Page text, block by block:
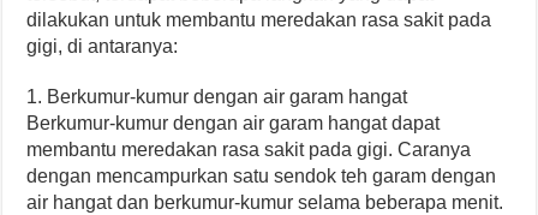
dilakukan untuk membantu meredakan rasa sakit pada
gigi, di antaranya:
1. Berkumur-kumur dengan air garam hangat
Berkumur-kumur dengan air garam hangat dapat
membantu meredakan rasa sakit pada gigi. Caranya
dengan mencampurkan satu sendok teh garam dengan
air hangat dan berkumur-kumur selama beberapa menit.